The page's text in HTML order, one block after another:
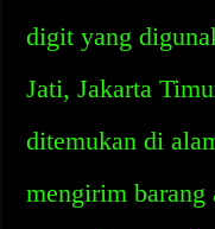
digit yang
Jati, Jakarta
ditemukan di
mengirim